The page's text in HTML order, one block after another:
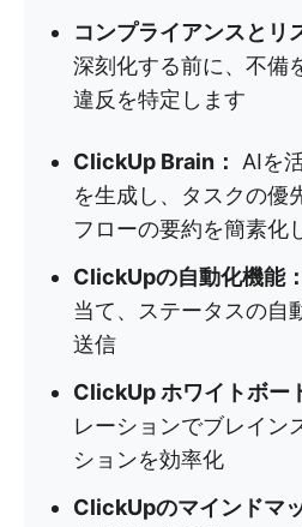
コンプライアンスとリ
深刻化する前に、不備
違反を特定します
ClickUp Brain：
AIを
を生成し、タスクの優
フローの要約を簡素化
ClickUpの自動化機能：
当て、ステータスの自
送信
ClickUp ホワイトボー
レーションでブレイン
ションを効率化
ClickUpのマインドマ